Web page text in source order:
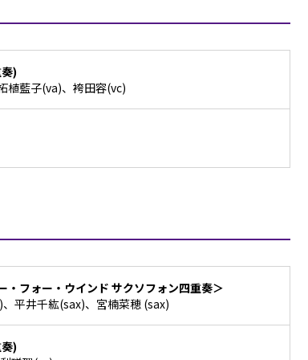
)
植藍子(va)、袴田容(vc)
・フォー・ウインド サクソフォン四重奏＞
平井千紘(sax)、宮楠菜穂 (sax)
)